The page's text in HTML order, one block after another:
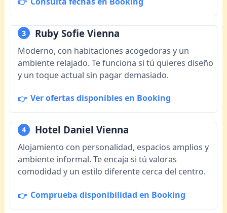
3 Ruby Sofie Vienna
Moderno, con habitaciones acogedoras y un
ambiente relajado. Te funciona si tú quieres diseño
y un toque actual sin pagar demasiado.
Ver ofertas disponibles en Booking
4 Hotel Daniel Vienna
Alojamiento con personalidad, espacios amplios y
ambiente informal. Te encaja si tú valoras
comodidad y un estilo diferente cerca del centro.
Comprueba disponibilidad en Booking